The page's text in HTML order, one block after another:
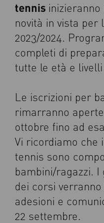
tennis inizieranno
novità in vista per
2023/2024.
completi di
tutte le età e
Le iscrizioni per
rimarranno
ottobre fino ad
Vi ricordiamo che
tennis sono
bambini/ragazzi.
dei corsi
adesioni e
22 settembre.